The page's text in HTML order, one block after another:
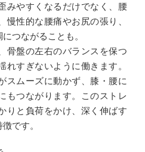
みやすくなるだけでなく、腰
慢性的な腰痛やお尻の張り、
つながることも。
骨盤の左右のバランスを保つ
れすぎないように働きます。
スムーズに動かず、膝・腰に
もつながります。このストレ
りと負荷をかけ、深く伸ばす
です。